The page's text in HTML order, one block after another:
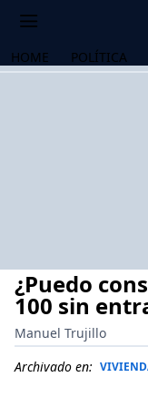
HOME POLÍTICA
¿Puedo
100 sin
Manuel Trujillo
Archivado en: